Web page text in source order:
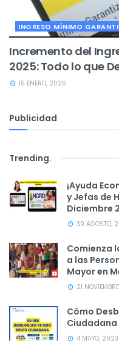
INGRESO MÍNIMO
Incremento del
2025: Todo lo que
15 ENERO, 2025
Publicidad
Trending.
¡Ayuda
y Jefas de
Diciembre
30 AGOSTO,
Comienza
a las
Mayor en
21
Cómo
Ciudadana
4 MAYO, 2023